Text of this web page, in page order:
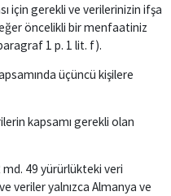
için gerekli ve verilerinizin ifşa
öncelikli bir menfaatiniz
1 p. 1 lit. f).
üçüncü kişilere
kapsamı gerekli olan
49 yürürlükteki veri
veriler yalnızca Almanya ve